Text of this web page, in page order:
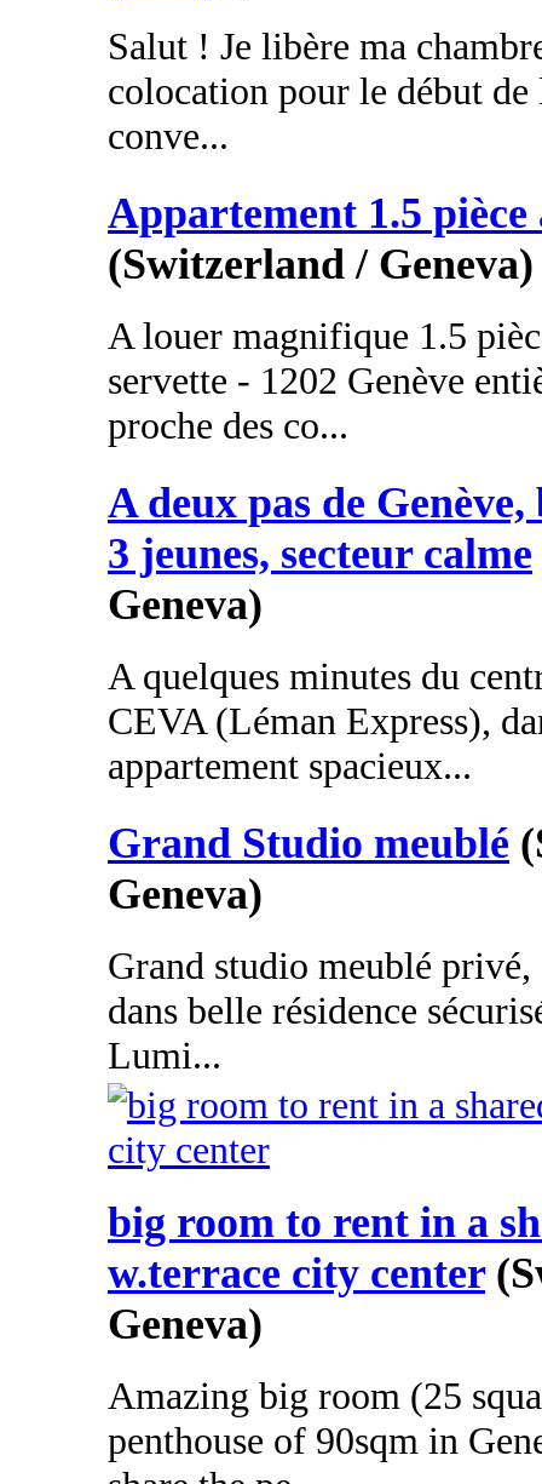
Salut ! Je libère ma
colocation pour le début de
conve...
Appartement 1.5 pièce
(Switzerland / Geneva)
A louer magnifique 1.5
servette - 1202 Genève
proche des co...
A deux pas de
3 jeunes, secteur calme
Geneva)
A quelques minutes du
CEVA (Léman Express),
appartement spacieux...
Grand Studio meublé
Geneva)
Grand studio meublé
dans belle résidence
Lumi...
big room to rent in a
w.terrace city center
Geneva)
Amazing big room (25
penthouse of 90sqm in